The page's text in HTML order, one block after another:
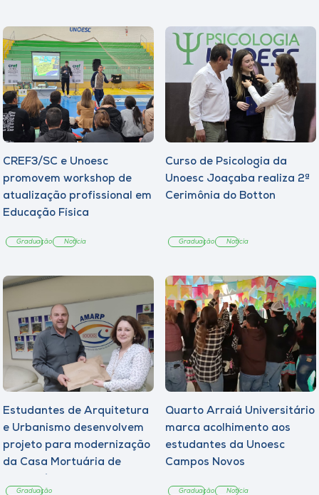
CREF3/SC e Unoesc
promovem workshop de
atualização profissional em
Educação Física
Graduação Notícia
Curso de Psicologia da
Unoesc Joaçaba realiza 2ª
Cerimônia do Botton
Graduação Notícia
Estudantes de Arquitetura
e Urbanismo desenvolvem
projeto para modernização
da Casa Mortuária de
Graduação
Quarto Arraiá Universitário
marca acolhimento aos
estudantes da Unoesc
Campos Novos
Graduação Notícia